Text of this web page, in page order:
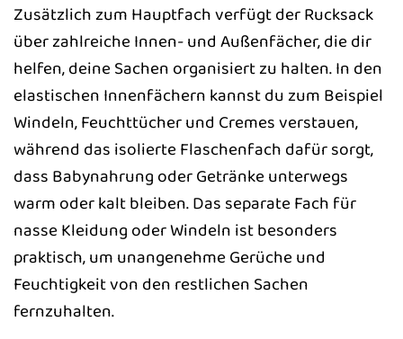
Zusätzlich zum Hauptfach verfügt der Rucksack
über zahlreiche Innen- und Außenfächer, die dir
helfen, deine Sachen organisiert zu halten. In den
elastischen Innenfächern kannst du zum Beispiel
Windeln, Feuchttücher und Cremes verstauen,
während das isolierte Flaschenfach dafür sorgt,
dass Babynahrung oder Getränke unterwegs
warm oder kalt bleiben. Das separate Fach für
nasse Kleidung oder Windeln ist besonders
praktisch, um unangenehme Gerüche und
Feuchtigkeit von den restlichen Sachen
fernzuhalten.